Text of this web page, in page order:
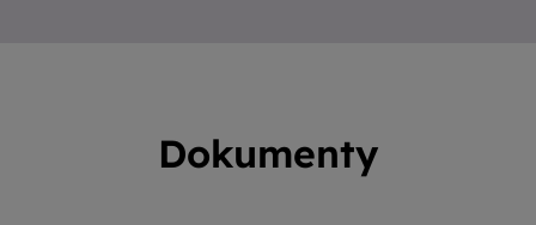
Dokumenty